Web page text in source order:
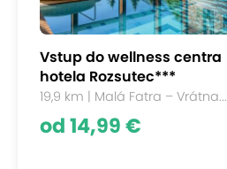
Vstup do wellness centra
hotela Rozsutec***
19,9 km | Malá Fatra – Vrátna...
od 14,99 €